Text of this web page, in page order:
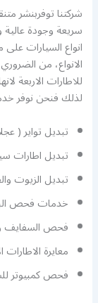
شركتنا توفربنشر
سريعة وجودة
الانواع، من
للاطارات
لذلك فنحن نوفر
تبديل تواير (
تبديل اطارات
تبديل الزيوت
خدمات فحص
فحص السفايف
معايرة الاطارات
فحص كمبيوتر